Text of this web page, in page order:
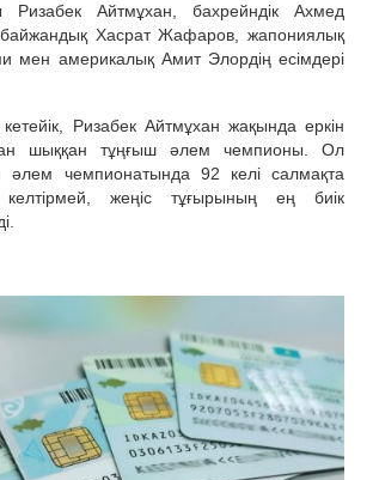
Айтмұхан, бахрейндік Ахмед
Хасрат Жафаров, жапониялық
мен америкалық Амит Элордің есімдері
кетейік, Ризабек Айтмұхан жақында еркін
шыққан тұңғыш әлем чемпионы. Ол
әлем чемпионатында 92 келі салмақта
жеңіс тұғырының ең биік